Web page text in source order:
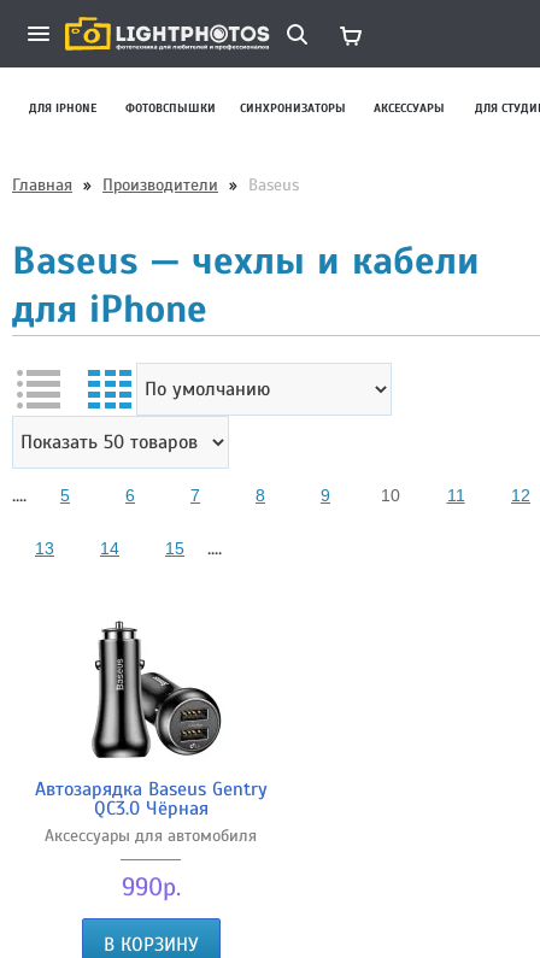
ДЛЯ IPHONE ФОТОВСПЫШКИ СИНХРОНИЗАТОРЫ АКСЕССУАРЫ ДЛЯ
Главная » Производители » Baseus
Baseus — чехлы и кабели
для iPhone
.... 5 6 7 8 9 10 11 12
13 14 15 ....
Автозарядка Baseus Gentry
QC3.0 Чёрная
Аксессуары для автомобиля
990р.
В КОРЗИНУ